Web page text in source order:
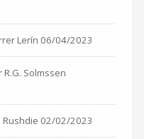
Lerín 06/04/2023
Solmssen
02/02/2023